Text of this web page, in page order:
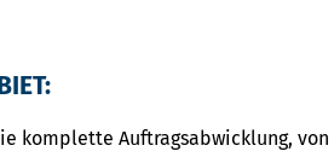
komplette Auftragsabwicklung,